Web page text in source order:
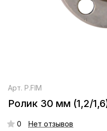
Арт. Р.FIM
Ролик 30 мм (1,2/
0 Нет отзывов